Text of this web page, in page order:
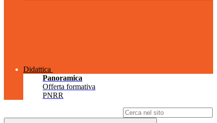
Didattica
Panoramica
Offerta formativa
PNRR